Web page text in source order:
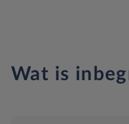
Wat is